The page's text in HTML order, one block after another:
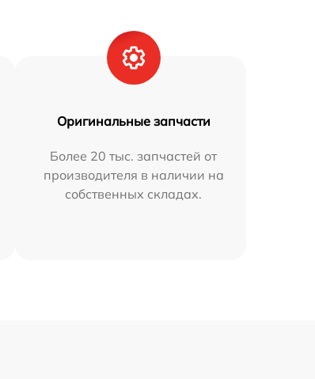
Оригинальные запчасти
Более 20 тыс. запчастей от
производителя в наличии на
собственных складах.